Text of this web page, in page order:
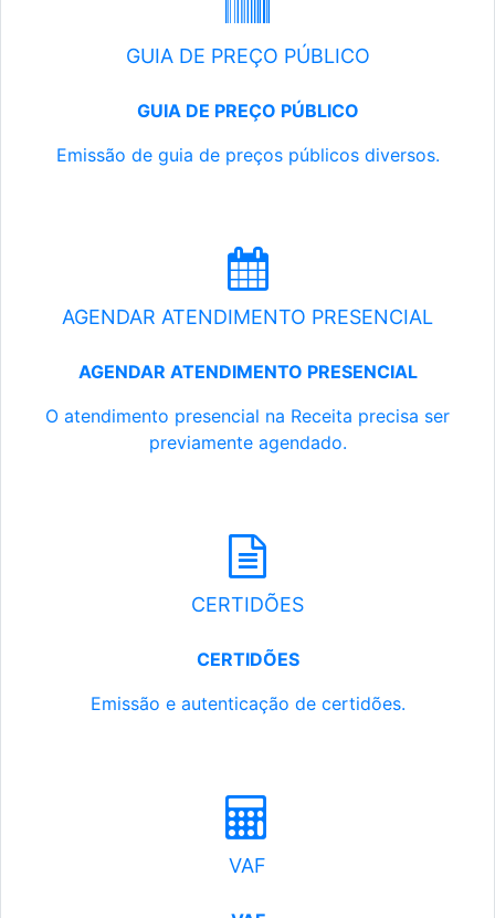
GUIA DE PREÇO PÚBLICO
GUIA DE PREÇO PÚBLICO
Emissão de guia de preços públicos diversos.
AGENDAR ATENDIMENTO PRESENCIAL
AGENDAR ATENDIMENTO PRESENCIAL
O atendimento presencial na Receita precisa ser
previamente agendado.
CERTIDÕES
CERTIDÕES
Emissão e autenticação de certidões.
VAF